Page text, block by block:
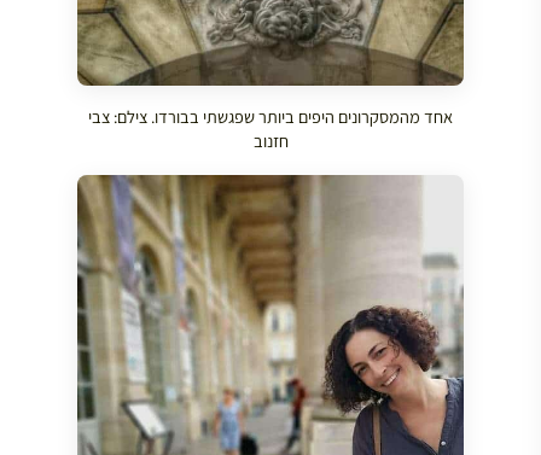
אחד מהמסקרונים היפים ביותר שפגשתי בבורדו. צילם: צבי
חזנוב